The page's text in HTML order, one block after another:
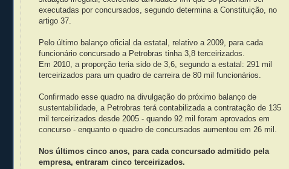
executadas por concursados, segundo determina a Constituição, no
artigo 37.
Pelo último balanço oficial da estatal, relativo a 2009, para cada
funcionário concursado a Petrobras tinha 3,8 terceirizados.
Em 2010, a proporção teria sido de 3,6, segundo a estatal: 291 mil
terceirizados para um quadro de carreira de 80 mil funcionários.
Confirmado esse quadro na divulgação do próximo balanço de
sustentabilidade, a Petrobras terá contabilizada a contratação de 135
mil terceirizados desde 2005 - quando 92 mil foram aprovados em
concurso - enquanto o quadro de concursados aumentou em 26 mil.
Nos últimos cinco anos, para cada concursado admitido pela
empresa, entraram cinco terceirizados.